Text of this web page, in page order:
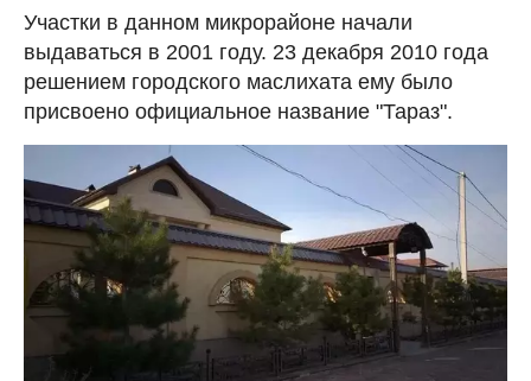
Участки в данном микрорайоне начали
выдаваться в 2001 году. 23 декабря 2010 года
решением городского маслихата ему было
присвоено официальное название "Тараз".